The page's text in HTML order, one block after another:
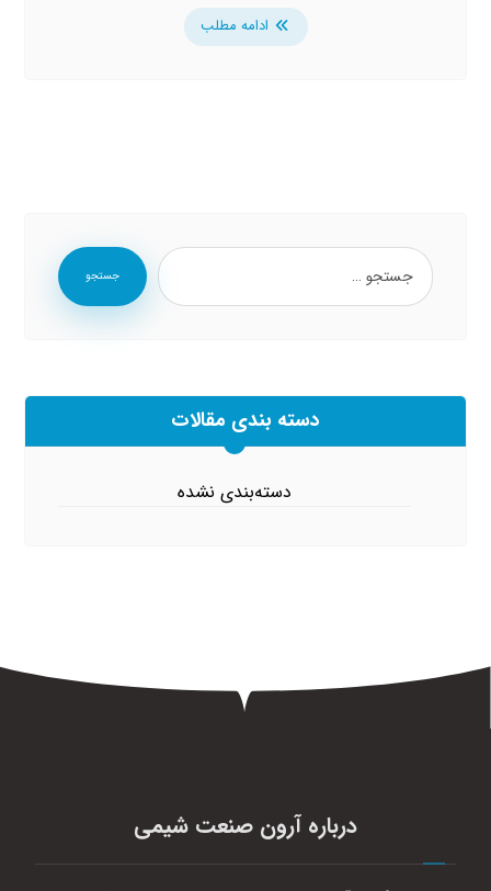
ادامه مطلب
جستجو
دسته بندی مقالات
دسته‌بندی نشده
درباره آرون صنعت شیمی